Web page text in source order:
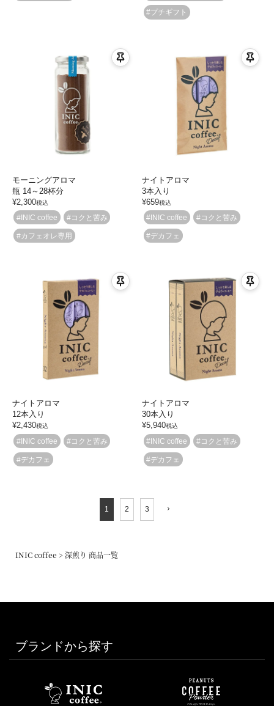
#プチギフト
モーニングアロマ
瓶 14～28杯分
¥2,300税込
#INIC coffee #コクと苦み
#カフェオレ専用
ナイトアロマ
3本入り
¥659税込
#INIC coffee #コクと苦み
#デカフェ
ナイトアロマ
12本入り
¥2,430税込
#INIC coffee #コクと苦み
#デカフェ
ナイトアロマ
30本入り
¥5,940税込
#INIC coffee #コクと苦み
#デカフェ
1 2 3
INIC coffee 深煎り 商品一覧
ブランドから探す